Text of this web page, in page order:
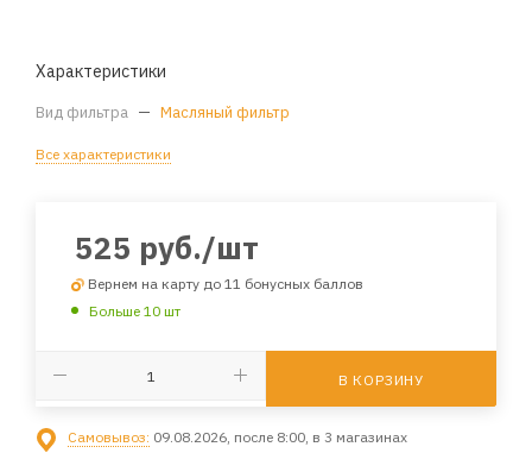
Характеристики
Вид фильтра — Масляный фильтр
Все характеристики
525 руб./шт
Вернем на карту до 11 бонусных баллов
Больше 10 шт
В КОРЗИНУ
Самовывоз: 09.08.2026, после 8:00, в 3 магазинах